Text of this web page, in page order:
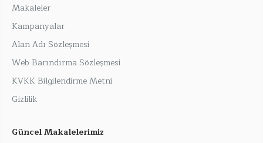
Makaleler
Kampanyalar
Alan Adı Sözleşmesi
Web Barındırma Sözleşmesi
KVKK Bilgilendirme Metni
Gizlilik
Güncel Makalelerimiz